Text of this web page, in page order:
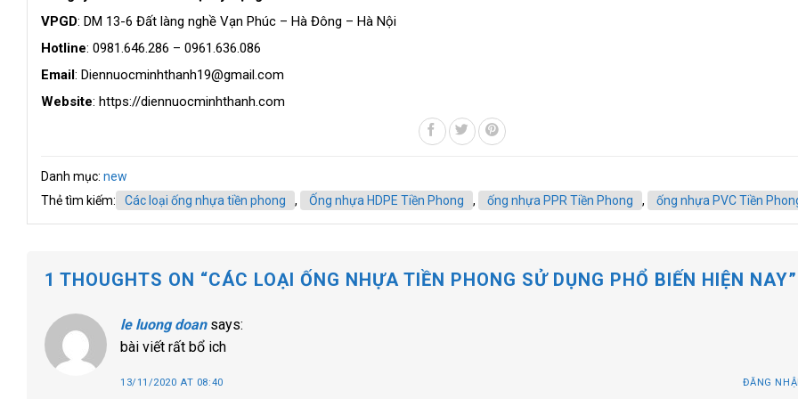
VPGD: DM 13-6 Đất làng nghề Vạn Phúc – Hà Đông – Hà Nội
Hotline: 0981.646.286 – 0961.636.086
Email: Diennuocminhthanh19@gmail.com
Website: https://diennuocminhthanh.com
Danh mục: new
Thẻ tìm kiếm:
Các loại ống nhựa tiền phong , Ống nhựa HDPE Tiền Phong , ống nhựa PPR Tiền Phong , ống nhựa PVC Tiền
1 THOUGHTS ON “CÁC LOẠI ỐNG NHỰA TIỀN PHONG SỬ DỤNG PHỔ BIẾN HIỆN NAY”
le luong doan says:
bài viết rất bổ ich
13/11/2020 AT 08:40 ĐĂNG